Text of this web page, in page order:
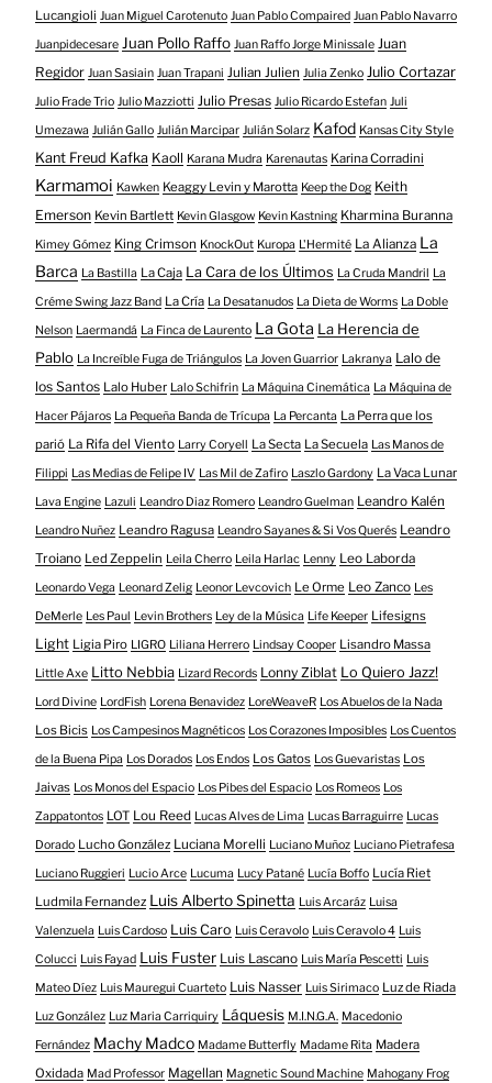
Lucangioli Juan Miguel Carotenuto Juan Pablo Compaired Juan Pablo Navarro
Juanpidecesare Juan Pollo Raffo Juan Raffo Jorge Minissale Juan
Regidor Juan Sasiain Juan Trapani Julian Julien Julia Zenko Julio Cortazar
Julio Frade Trio Julio Mazziotti Julio Presas Julio Ricardo Estefan Juli
Umezawa Julián Gallo Julián Marcipar Julián Solarz Kafod Kansas City Style
Kant Freud Kafka Kaoll Karana Mudra Karenautas Karina Corradini
Karmamoi Kawken Keaggy Levin y Marotta Keep the Dog Keith
Emerson Kevin Bartlett Kevin Glasgow Kevin Kastning Kharmina Buranna
Kimey Gómez King Crimson KnockOut Kuropa L'Hermité La Alianza La
Barca La Bastilla La Caja La Cara de los Últimos La Cruda Mandril
La
Créme Swing Jazz Band La Cría La Desatanudos La Dieta de Worms La Doble
Nelson Laermandá La Finca de Laurento La Gota La Herencia de
Pablo La Increíble Fuga de Triángulos La Joven Guarrior Lakranya Lalo de
los Santos Lalo Huber Lalo Schifrin La Máquina Cinemática La Máquina de
Hacer Pájaros La Pequeña Banda de Trícupa La Percanta La Perra que los
parió La Rifa del Viento Larry Coryell La Secta La Secuela Las Manos de
Filippi Las Medias de Felipe IV Las Mil de Zafiro Laszlo Gardony La Vaca Lunar
Lava Engine Lazuli Leandro Diaz Romero Leandro Guelman Leandro Kalén
Leandro Nuñez Leandro Ragusa Leandro Sayanes & Si Vos Querés Leandro
Troiano Led Zeppelin Leila Cherro Leila Harlac Lenny Leo Laborda
Leonardo Vega Leonard Zelig Leonor Levcovich Le Orme Leo Zanco Les
DeMerle Les Paul Levin Brothers Ley de la Música Life Keeper Lifesigns
Light Ligia Piro LIGRO Liliana Herrero Lindsay Cooper Lisandro Massa
Little Axe Litto Nebbia Lizard Records Lonny Ziblat Lo Quiero Jazz!
Lord Divine LordFish Lorena Benavidez LoreWeaveR Los Abuelos de la Nada
Los Bicis Los Campesinos Magnéticos Los Corazones Imposibles Los Cuentos
de la Buena Pipa Los Dorados Los Endos Los Gatos Los Guevaristas Los
Jaivas Los Monos del Espacio Los Pibes del Espacio Los Romeos Los
Zappatontos LOT Lou Reed Lucas Alves de Lima Lucas Barraguirre Lucas
Dorado Lucho González Luciana Morelli Luciano Muñoz Luciano Pietrafesa
Luciano Ruggieri Lucio Arce Lucuma Lucy Patané Lucía Boffo Lucía Riet
Ludmila Fernandez Luis Alberto Spinetta Luis Arcaráz Luisa
Valenzuela Luis Cardoso Luis Caro Luis Ceravolo Luis Ceravolo 4 Luis
Colucci Luis Fayad Luis Fuster Luis Lascano Luis María Pescetti Luis
Mateo Díez Luis Mauregui Cuarteto Luis Nasser Luis Sirimaco Luz de Riada
Luz González Luz Maria Carriquiry Láquesis M.I.N.G.A. Macedonio
Fernández Machy Madco Madame Butterfly Madame Rita Madera
Oxidada Mad Professor Magellan Magnetic Sound Machine Mahogany Frog